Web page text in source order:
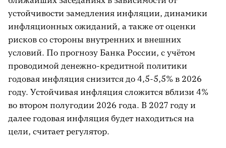
устойчивости замедления инфляции, динамики
инфляционных ожиданий, а также от оценки
рисков со стороны внутренних и внешних
условий. По прогнозу Банка России, с учётом
проводимой денежно-кредитной политики
годовая инфляция снизится до 4,5-5,5% в 2026
году. Устойчивая инфляция сложится вблизи 4%
во втором полугодии 2026 года. В 2027 году и
далее годовая инфляция будет находиться на
цели, считает регулятор.